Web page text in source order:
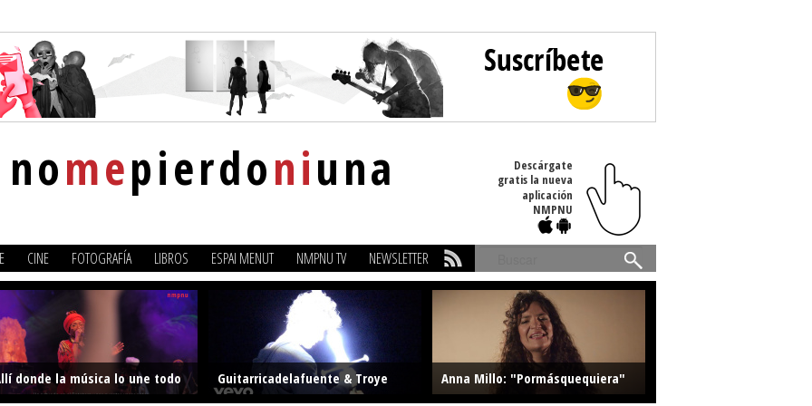
nomepierdoniuna
Descárgate
gratis la nueva
aplicación
NMPNU
CINE FOTOGRAFÍA LIBROS ESPAI MENUT NMPNU TV NEWSLETTER
Buscar
donde la música lo une todo
Guitarricadelafuente & Troye
Anna Millo: "Pormásquequiera"